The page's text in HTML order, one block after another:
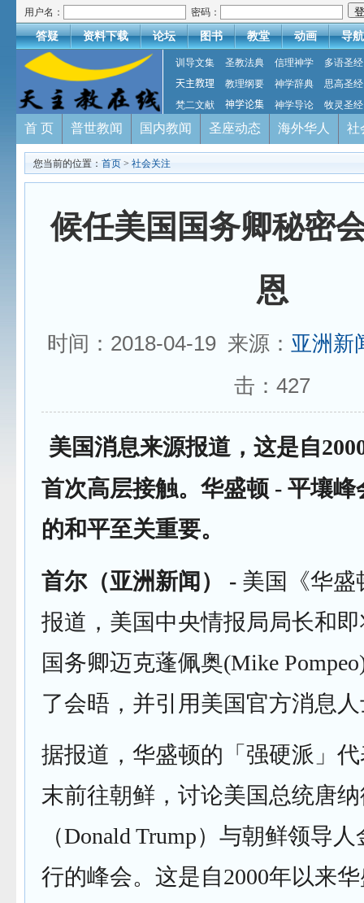
用户名： 密码：
答疑 资料下载 论坛 图书 教堂 动画 导航
训导文集 圣教法典 信理神学
多语圣经
天主教理
教理纲要 神学辞典
思高圣经
梵二文献
神学论集 神学导论 牧灵圣经
首 页 普世教闻 国内教闻 圣座动态 海外华人 社
您当前的位置： 首页 > 社会关注
候任美国国务卿秘密
恩
时间：2018-04-19 来源： 亚洲新
击： 427
美国消息来源报道，这是自
首次高层接触。华盛顿 - 平壤峰
的和平至关重要。
首尔（亚洲新闻） - 美国《华盛
报道，美国中央情报局局长和
国务卿迈克蓬佩奥(Mike
了会晤，并引用美国官方消息
据报道，华盛顿的「强硬派」
末前往朝鲜，讨论美国总统唐
（Donald Trump）与朝鲜领导
行的峰会。这是自2000年以来